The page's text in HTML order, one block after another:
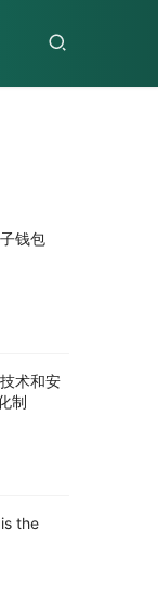
钱包
术和安
制
the